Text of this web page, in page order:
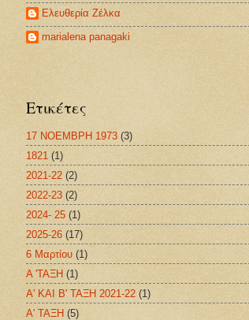
Ελευθερία Ζέλκα
marialena panagaki
Ετικέτες
17 ΝΟΕΜΒΡΗ 1973 (3)
1821 (1)
2021-22 (2)
2022-23 (2)
2024- 25 (1)
2025-26 (17)
6 Μαρτίου (1)
Α 'ΤΑΞΗ (1)
Α' KAI B' ΤΑΞΗ 2021-22 (1)
Α' ΤΑΞΗ (5)